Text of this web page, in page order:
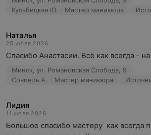
Кульбицкая Ю. - Мастер маникюра
Наталья
25 июля 2026
Спасибо Анастасии. Всё как всегда -
Минск, ул. Романовская Слобода, 9
Совпель А. - Мастер маникюра
Лидия
11 июля 2026
Большое спасибо мастеру  как всегда